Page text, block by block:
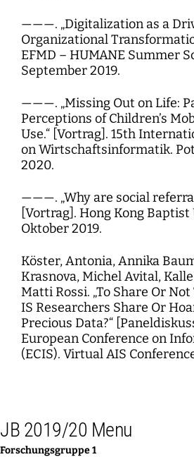
———. „Digitalization as a
Organizational
EFMD – HUMANE Summer
September 2019.
———. „Missing Out on Life:
Perceptions of Children’s
Use.“ [Vortrag]. 15th
on Wirtschaftsinformatik.
2020.
———. „Why are social
[Vortrag]. Hong Kong Baptist
Oktober 2019.
Köster, Antonia, Annika
Krasnova, Michel Avital,
Matti Rossi. „To Share Or
IS Researchers Share Or
Precious Data?“
European Conference on
(ECIS). Virtual AIS
JB 2019/20 Menu
Forschungsgruppe 1